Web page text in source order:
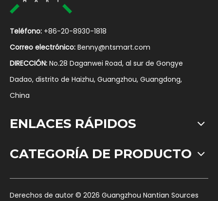
Teléfono: +86-20-8930-1818
Correo electrónico: Benny@ntsmart.com
DIRECCIÓN: No.28 Daganwei Road, al sur de Gongye
Dadao, distrito de Haizhu, Guangzhou, Guangdong,
China
ENLACES RÁPIDOS
CATEGORÍA DE PRODUCTO
​Derechos de autor © 2026 Guangzhou Nantian Sources